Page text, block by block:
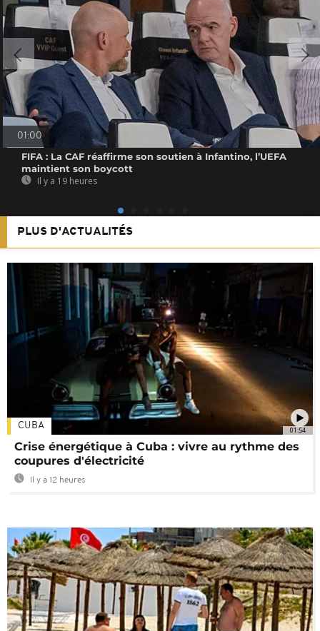
01:00
FIFA : La CAF réaffirme son soutien à Infantino, l’UEFA
maintient son boycott
Il y a 19 heures
PLUS D'ACTUALITÉS
01:54
CUBA
Crise énergétique à Cuba : vivre au rythme des
coupures d'électricité
Il y a 12 heures